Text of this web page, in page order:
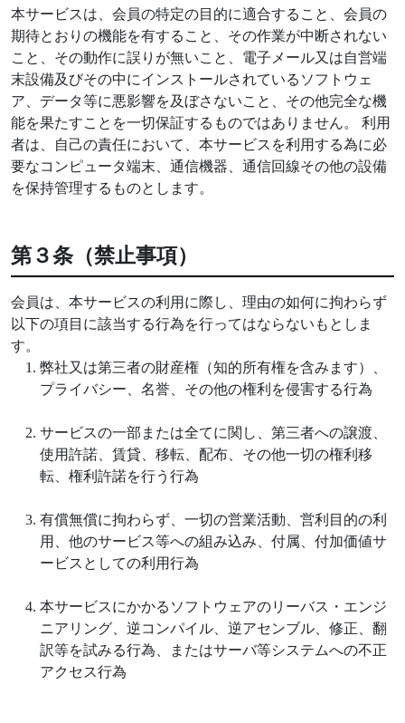
本サービスは、会員の特定の目的に適合すること、会員の
期待とおりの機能を有すること、その作業が中断されない
こと、その動作に誤りが無いこと、電子メール又は自営端
末設備及びその中にインストールされているソフトウェ
ア、データ等に悪影響を及ぼさないこと、その他完全な機
能を果たすことを一切保証するものではありません。 利用
者は、自己の責任において、本サービスを利用する為に必
要なコンピュータ端末、通信機器、通信回線その他の設備
を保持管理するものとします。
第３条（禁止事項）
会員は、本サービスの利用に際し、理由の如何に拘わらず
以下の項目に該当する行為を行ってはならないもとしま
す。
弊社又は第三者の財産権（知的所有権を含みます）、
プライバシー、名誉、その他の権利を侵害する行為
サービスの一部または全てに関し、第三者への譲渡、
使用許諾、賃貸、移転、配布、その他一切の権利移
転、権利許諾を行う行為
有償無償に拘わらず、一切の営業活動、営利目的の利
用、他のサービス等への組み込み、付属、付加価値サ
ービスとしての利用行為
本サービスにかかるソフトウェアのリーバス・エンジ
ニアリング、逆コンパイル、逆アセンブル、修正、翻
訳等を試みる行為、またはサーバ等システムへの不正
アクセス行為